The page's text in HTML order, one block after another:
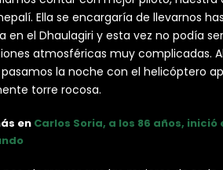
Ella se encargaría de llevarnos
en el Dhaulagiri y esta vez no podía
atmosféricas muy complicadas.
la noche con el helicóptero
torre rocosa.
en Carlos Soria, a los 86 años,